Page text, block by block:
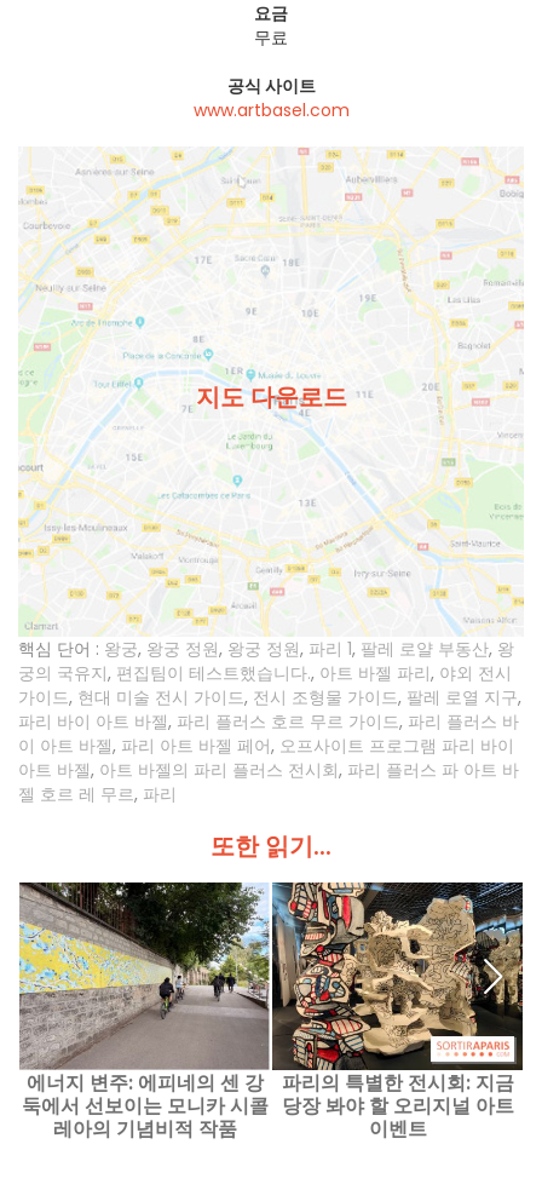
요금
무료
공식 사이트
www.artbasel.com
지도 다운로드
핵심 단어 : 왕궁, 왕궁 정원, 왕궁 정원, 파리 1, 팔레 로얄 부동산, 왕
궁의 국유지, 편집팀이 테스트했습니다., 아트 바젤 파리, 야외 전시
가이드, 현대 미술 전시 가이드, 전시 조형물 가이드, 팔레 로열 지구,
파리 바이 아트 바젤, 파리 플러스 호르 무르 가이드, 파리 플러스 바
이 아트 바젤, 파리 아트 바젤 페어, 오프사이트 프로그램 파리 바이
아트 바젤, 아트 바젤의 파리 플러스 전시회, 파리 플러스 파 아트 바
젤 호르 레 무르, 파리
또한 읽기...
에너지 변주: 에피네의 센 강
둑에서 선보이는 모니카 시콜
레아의 기념비적 작품
파리의 특별한 전시회: 지금
당장 봐야 할 오리지널 아트
이벤트